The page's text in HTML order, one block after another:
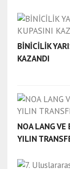
BİNİCİLİK
KAZANDI
NOA LANG VE
YILIN